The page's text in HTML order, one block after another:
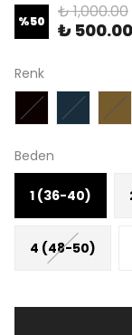
%50 ₺ 1,000.00
₺ 500.00
Renk
Beden
1 (36-40)
4 (48-50)